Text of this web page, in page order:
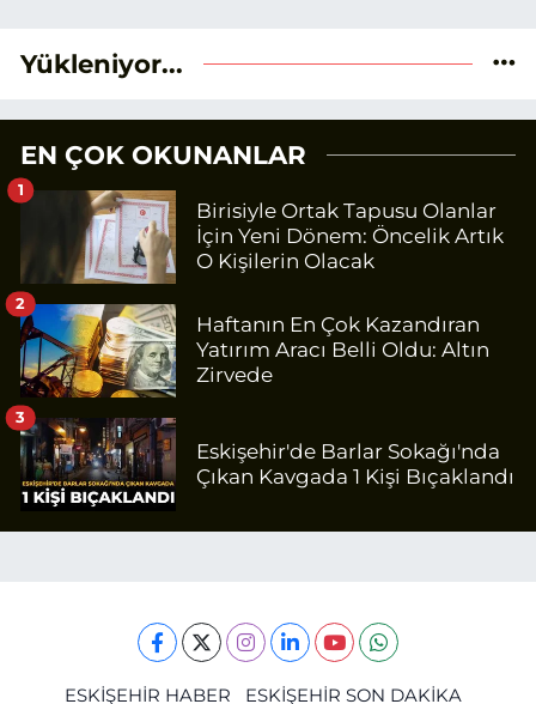
Yükleniyor...
EN ÇOK OKUNANLAR
Birisiyle Ortak Tapusu Olanlar
İçin Yeni Dönem: Öncelik Artık
O Kişilerin Olacak
1
Haftanın En Çok Kazandıran
Yatırım Aracı Belli Oldu: Altın
Zirvede
2
Eskişehir'de Barlar Sokağı'nda
Çıkan Kavgada 1 Kişi Bıçaklandı
3
ESKİŞEHİR HABER ESKİŞEHİR SON DAKİKA